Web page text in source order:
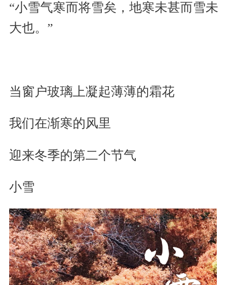
“小雪气寒而将雪矣，地寒未甚而雪未
大也。”
当窗户玻璃上凝起薄薄的霜花
我们在渐寒的风里
迎来冬季的第二个节气
小雪